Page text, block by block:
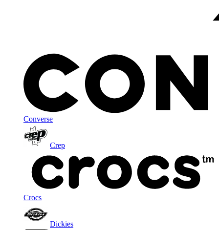
Converse
Crep
Crocs
Dickies